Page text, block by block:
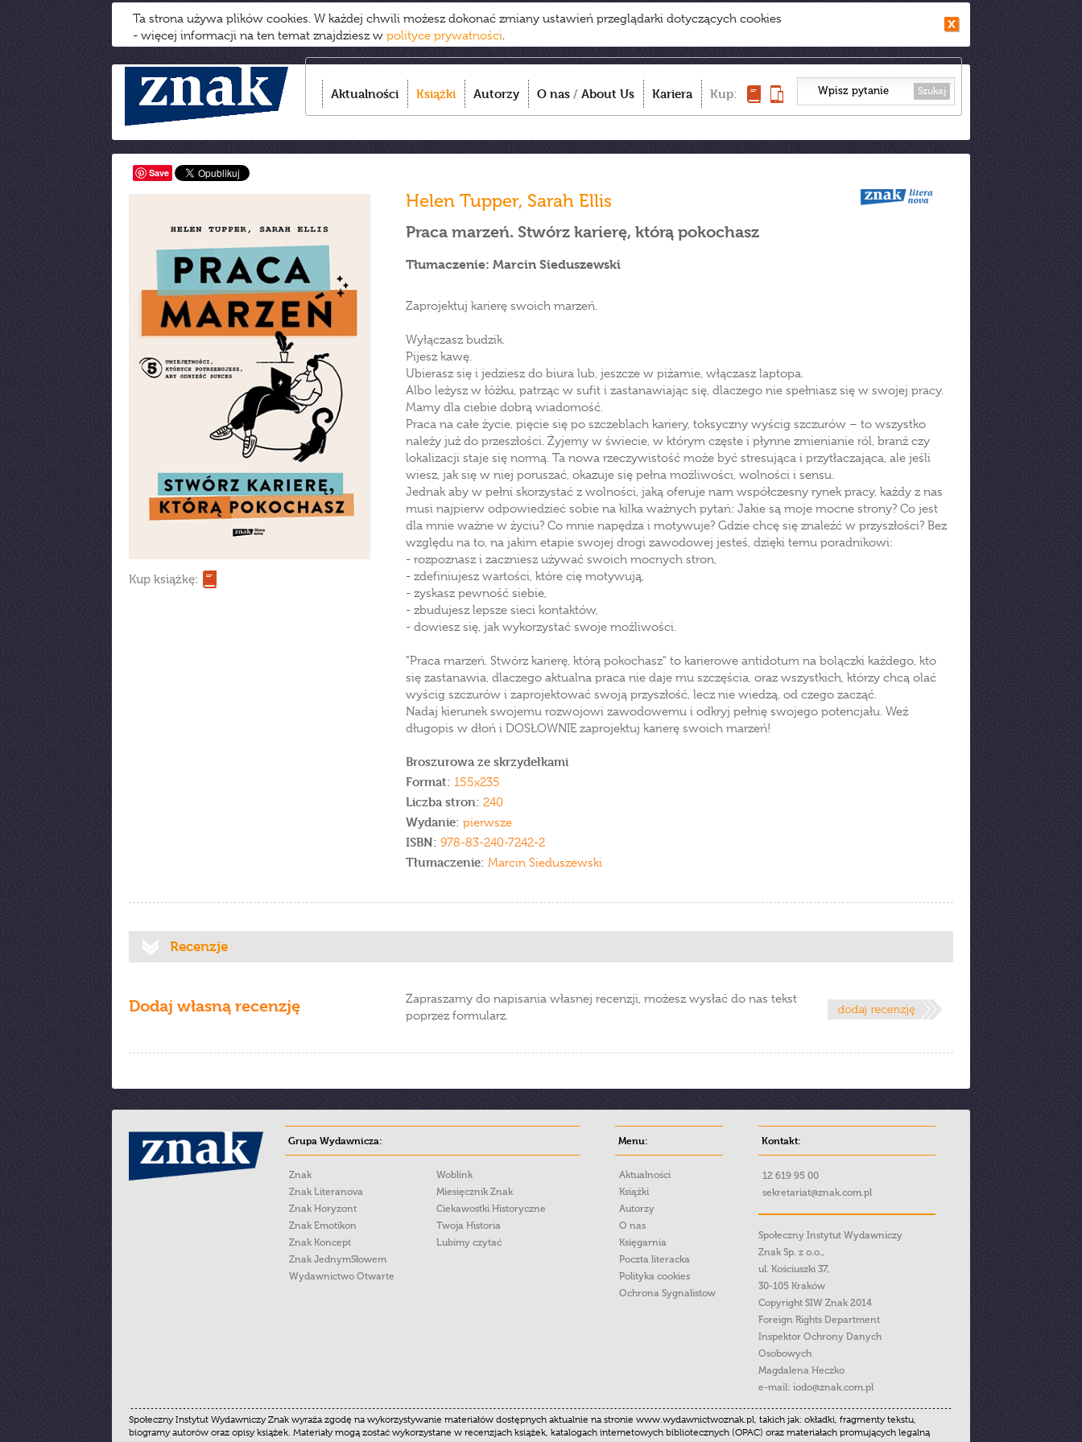
Ta strona używa plików cookies. W każdej chwili możesz dokonać zmiany ustawień przeglądarki dotyczących cookies
- więcej informacji na ten temat znajdziesz w polityce prywatności.
Aktualności Książki Autorzy O nas / About Us Kariera Kup: Szukaj
Save
Kup książkę:
Helen Tupper, Sarah Ellis
Praca marzeń. Stwórz karierę, którą pokochasz
Tłumaczenie: Marcin Sieduszewski
Zaprojektuj karierę swoich marzeń.
Wyłączasz budzik.
Pijesz kawę.
Ubierasz się i jedziesz do biura lub, jeszcze w piżamie, włączasz laptopa.
Albo leżysz w łóżku, patrząc w sufit i zastanawiając się, dlaczego nie spełniasz się w swojej pracy.
Mamy dla ciebie dobrą wiadomość.
Praca na całe życie, pięcie się po szczeblach kariery, toksyczny wyścig szczurów – to wszystko
należy już do przeszłości. Żyjemy w świecie, w którym częste i płynne zmienianie ról, branż czy
lokalizacji staje się normą. Ta nowa rzeczywistość może być stresująca i przytłaczająca, ale jeśli
wiesz, jak się w niej poruszać, okazuje się pełna możliwości, wolności i sensu.
Jednak aby w pełni skorzystać z wolności, jaką oferuje nam współczesny rynek pracy, każdy z nas
musi najpierw odpowiedzieć sobie na kilka ważnych pytań: Jakie są moje mocne strony? Co jest
dla mnie ważne w życiu? Co mnie napędza i motywuje? Gdzie chcę się znaleźć w przyszłości? Bez
względu na to, na jakim etapie swojej drogi zawodowej jesteś, dzięki temu poradnikowi:
- rozpoznasz i zaczniesz używać swoich mocnych stron,
- zdefiniujesz wartości, które cię motywują,
- zyskasz pewność siebie,
- zbudujesz lepsze sieci kontaktów,
- dowiesz się, jak wykorzystać swoje możliwości.
"Praca marzeń. Stwórz karierę, którą pokochasz" to karierowe antidotum na bolączki każdego, kto
się zastanawia, dlaczego aktualna praca nie daje mu szczęścia, oraz wszystkich, którzy chcą olać
wyścig szczurów i zaprojektować swoją przyszłość, lecz nie wiedzą, od czego zacząć.
Nadaj kierunek swojemu rozwojowi zawodowemu i odkryj pełnię swojego potencjału. Weź
długopis w dłoń i DOSŁOWNIE zaprojektuj karierę swoich marzeń!
Broszurowa ze skrzydełkami
Format: 155x235
Liczba stron: 240
Wydanie: pierwsze
ISBN: 978-83-240-7242-2
Tłumaczenie: Marcin Sieduszewski
Recenzje
Dodaj własną recenzję
Zapraszamy do napisania własnej recenzji, możesz wysłać do nas tekst
poprzez formularz.
Grupa Wydawnicza:
Znak
Znak Literanova
Znak Horyzont
Znak Emotikon
Znak Koncept
Znak JednymSłowem
Wydawnictwo Otwarte
Woblink
Miesięcznik Znak
Ciekawostki Historyczne
Twoja Historia
Lubimy czytać
Menu:
Aktualności
Książki
Autorzy
O nas
Księgarnia
Poczta literacka
Polityka cookies
Ochrona Sygnalistow
Kontakt:
12 619 95 00
sekretariat@znak.com.pl
Społeczny Instytut Wydawniczy
Znak Sp. z o.o.,
ul. Kościuszki 37,
30-105 Kraków
Copyright SIW Znak 2014
Foreign Rights Department
Inspektor Ochrony Danych
Osobowych
Magdalena Heczko
e-mail: iodo@znak.com.pl
Społeczny Instytut Wydawniczy Znak wyraża zgodę na wykorzystywanie materiałów dostępnych aktualnie na stronie www.wydawnictwoznak.pl, takich jak: okładki, fragmenty tekstu,
biogramy autorów oraz opisy książek. Materiały mogą zostać wykorzystane w recenzjach książek, katalogach internetowych bibliotecznych (OPAC) oraz materiałach promujących legalną